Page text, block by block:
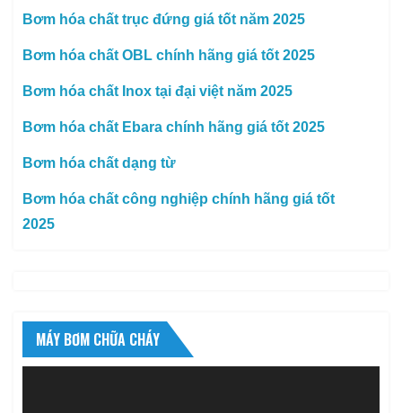
Bơm hóa chất trục đứng giá tốt năm 2025
Bơm hóa chất OBL chính hãng giá tốt 2025
Bơm hóa chất Inox tại đại việt năm 2025
Bơm hóa chất Ebara chính hãng giá tốt 2025
Bơm hóa chất dạng từ
Bơm hóa chất công nghiệp chính hãng giá tốt
2025
MÁY BƠM CHỮA CHÁY